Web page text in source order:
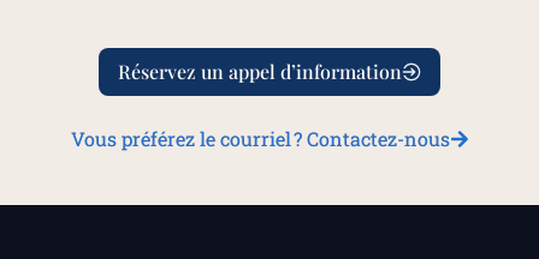
Réservez un appel d’information
Vous préférez le courriel ? Contactez-nous